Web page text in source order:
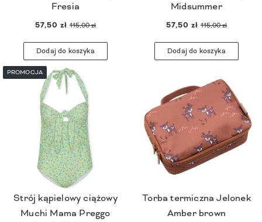
Fresia
57,50 zł 115,00 zł
Dodaj do koszyka
Midsummer
57,50 zł 115,00 zł
Dodaj do koszyka
Strój kąpielowy ciążowy
Muchi Mama Preggo
PROMOCJA
Torba termiczna Jelonek
Amber brown